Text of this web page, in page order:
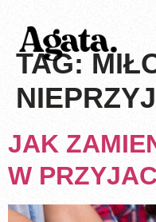
TAG:
JAK
W